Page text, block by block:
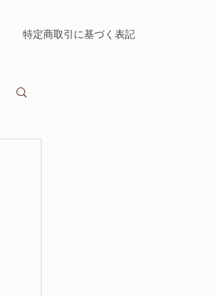
特定商取引に基づく表記